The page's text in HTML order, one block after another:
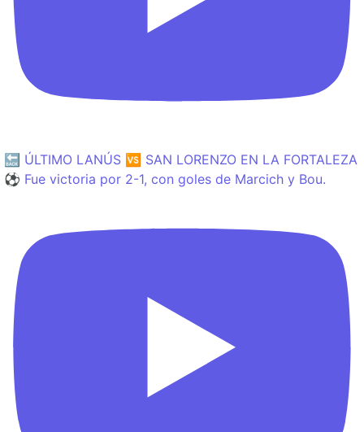
🔙 ÚLTIMO LANÚS 🆚 SAN LORENZO EN LA FORTALEZA
⚽️ Fue victoria por 2-1, con goles de Marcich y Bou.